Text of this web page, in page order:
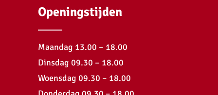
Openingstijden
Maandag 13.00 – 18.00
Dinsdag 09.30 – 18.00
Woensdag 09.30 – 18.00